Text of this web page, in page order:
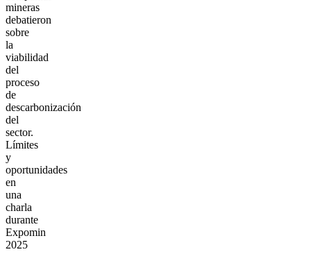
mineras
debatieron
sobre
la
viabilidad
del
proceso
de
descarbonización
del
sector.
Límites
y
oportunidades
en
una
charla
durante
Expomin
2025